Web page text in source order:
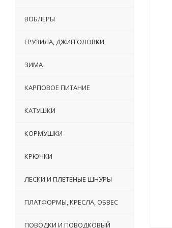
ВОБЛЕРЫ
ГРУЗИЛА, ДЖИГГОЛОВКИ
ЗИМА
КАРПОВОЕ ПИТАНИЕ
КАТУШКИ
КОРМУШКИ
КРЮЧКИ
ЛЕСКИ И ПЛЕТЕНЫЕ ШНУРЫ
ПЛАТФОРМЫ, КРЕСЛА, ОБВЕС
ПОВОДКИ И ПОВОДКОВЫЙ